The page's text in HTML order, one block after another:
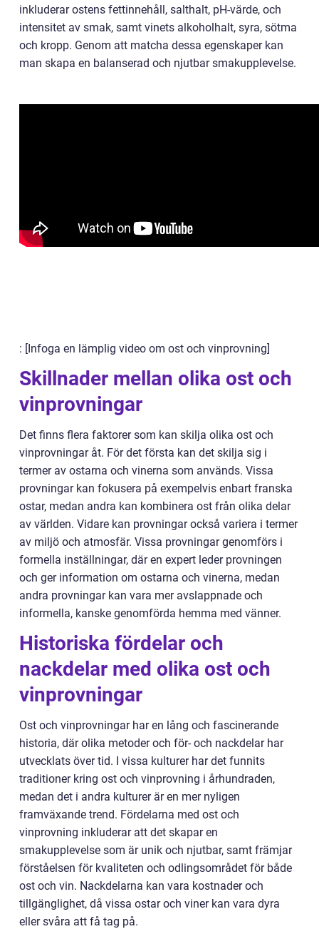
inkluderar ostens fettinnehåll, salthalt, pH-värde, och
intensitet av smak, samt vinets alkoholhalt, syra, sötma
och kropp. Genom att matcha dessa egenskaper kan
man skapa en balanserad och njutbar smakupplevelse.
: [Infoga en lämplig video om ost och vinprovning]
Skillnader mellan olika ost och
vinprovningar
Det finns flera faktorer som kan skilja olika ost och
vinprovningar åt. För det första kan det skilja sig i
termer av ostarna och vinerna som används. Vissa
provningar kan fokusera på exempelvis enbart franska
ostar, medan andra kan kombinera ost från olika delar
av världen. Vidare kan provningar också variera i termer
av miljö och atmosfär. Vissa provningar genomförs i
formella inställningar, där en expert leder provningen
och ger information om ostarna och vinerna, medan
andra provningar kan vara mer avslappnade och
informella, kanske genomförda hemma med vänner.
Historiska fördelar och
nackdelar med olika ost och
vinprovningar
Ost och vinprovningar har en lång och fascinerande
historia, där olika metoder och för- och nackdelar har
utvecklats över tid. I vissa kulturer har det funnits
traditioner kring ost och vinprovning i århundraden,
medan det i andra kulturer är en mer nyligen
framväxande trend. Fördelarna med ost och
vinprovning inkluderar att det skapar en
smakupplevelse som är unik och njutbar, samt främjar
förståelsen för kvaliteten och odlingsområdet för både
ost och vin. Nackdelarna kan vara kostnader och
tillgänglighet, då vissa ostar och viner kan vara dyra
eller svåra att få tag på.